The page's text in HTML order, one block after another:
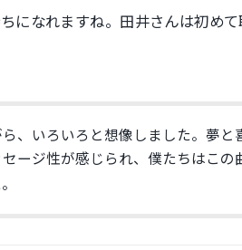
になれますね。田井さんは初め
、いろいろと想像しました。夢と
ージ性が感じられ、僕たちはこの